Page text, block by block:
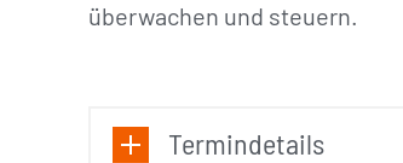
überwachen und steuern.
Termindetails